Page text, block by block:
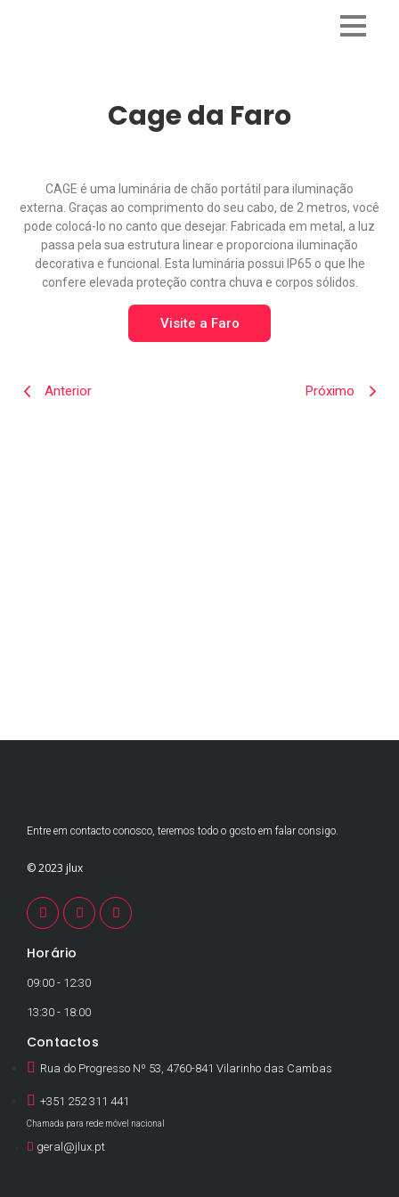
Cage da Faro
CAGE é uma luminária de chão portátil para iluminação
externa. Graças ao comprimento do seu cabo, de 2 metros, você
pode colocá-lo no canto que desejar. Fabricada em metal, a luz
passa pela sua estrutura linear e proporciona iluminação
decorativa e funcional. Esta luminária possui IP65 o que lhe
confere elevada proteção contra chuva e corpos sólidos.
Visite a Faro
Anterior Próximo
Entre em contacto conosco, teremos todo o gosto em falar consigo.
© 2023 jlux
Horário
09:00 - 12:30
13:30 - 18:00
Contactos
Rua do Progresso Nº 53, 4760-841 Vilarinho das Cambas
+351 252 311 441
Chamada para rede móvel nacional
geral@jlux.pt